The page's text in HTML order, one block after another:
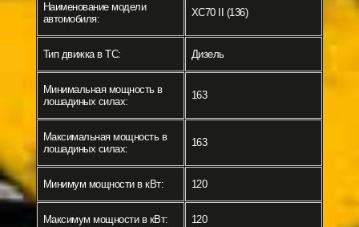
Наименование модели
автомобиля:
XC70 II (136)
Тип движка в ТС: Дизель
Минимальная мощность в
лошадиных силах:
163
Максимальная мощность в
лошадиных силах:
163
Минимум мощности в кВт: 120
Максимум мощности в кВт: 120